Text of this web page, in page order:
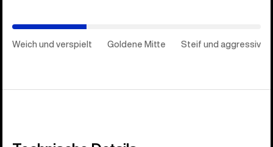
Weich und verspielt Goldene Mitte Steif und aggressiv